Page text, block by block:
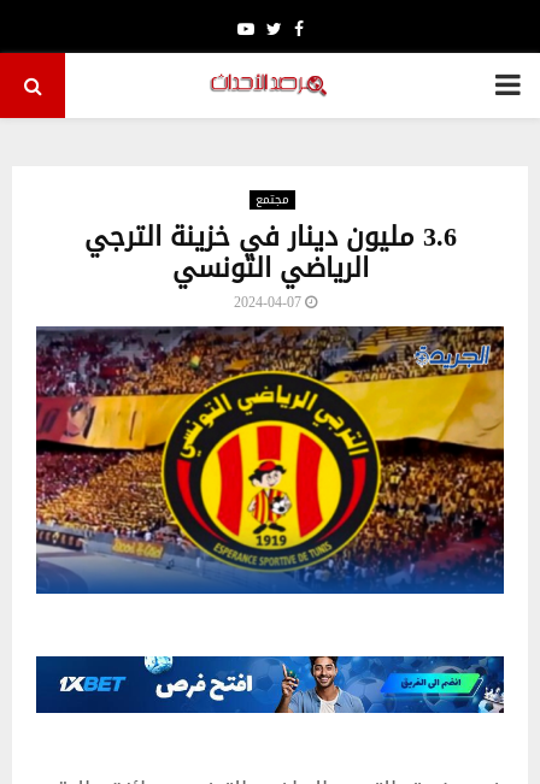
Facebook
Twitter
Youtube
PRIMARY
مجتمع
3.6 مليون دينار في خزينة الترجي
الرياضي التونسي
2024-04-07